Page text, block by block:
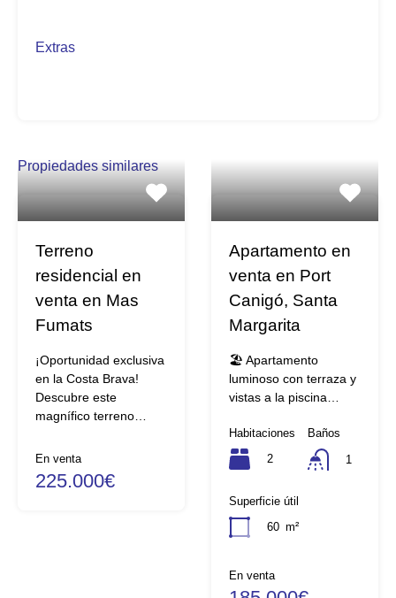
Extras
Propiedades similares
Terreno
residencial en
venta en Mas
Fumats
¡Oportunidad exclusiva
en la Costa Brava!
Descubre este
magnífico terreno…
En venta
225.000€
Apartamento en
venta en Port
Canigó, Santa
Margarita
🏖️ Apartamento
luminoso con terraza y
vistas a la piscina…
Habitaciones
2
Baños
1
Superficie útil
60 m²
En venta